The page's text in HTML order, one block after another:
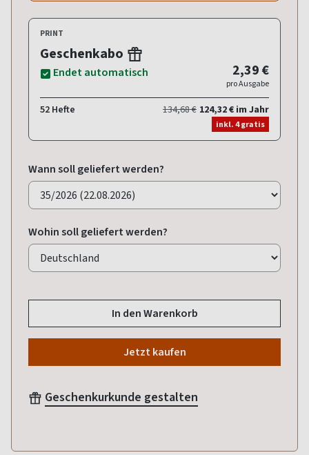
PRINT
Geschenkabo
Endet automatisch 2,39 €
pro Ausgabe
52 Hefte 134,68 € 124,32 € im Jahr
inkl. 4 gratis
Wann soll geliefert werden?
Wohin soll geliefert werden?
In den Warenkorb
Jetzt kaufen
Geschenkurkunde gestalten